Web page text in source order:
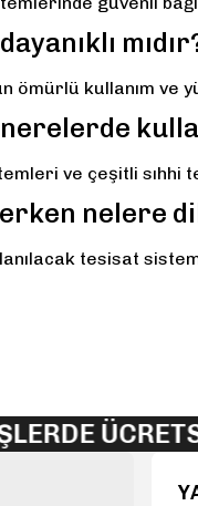
kullanım ve
ve çeşitli sıhhi
nelere
tesisat